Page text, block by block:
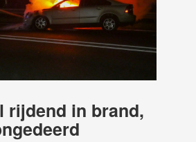
rijdend in brand,